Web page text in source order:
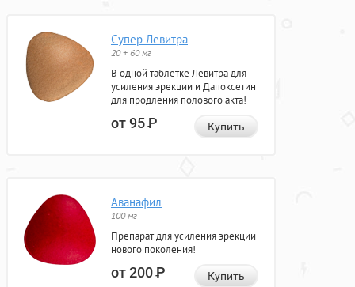
Супер Левитра
20 + 60 мг
В одной таблетке Левитра для
усиления эрекции и Дапоксетин
для продления полового акта!
от 95Р Купить
Аванафил
100 мг
Препарат для усиления эрекции
нового поколения!
от 200Р Купить